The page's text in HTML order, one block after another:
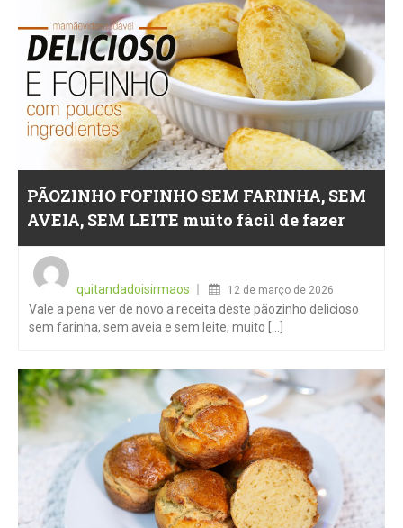
PÃOZINHO FOFINHO SEM FARINHA, SEM
AVEIA, SEM LEITE muito fácil de fazer
quitandadoisirmaos
12 de março de 2026
Vale a pena ver de novo a receita deste pãozinho delicioso
sem farinha, sem aveia e sem leite, muito [...]